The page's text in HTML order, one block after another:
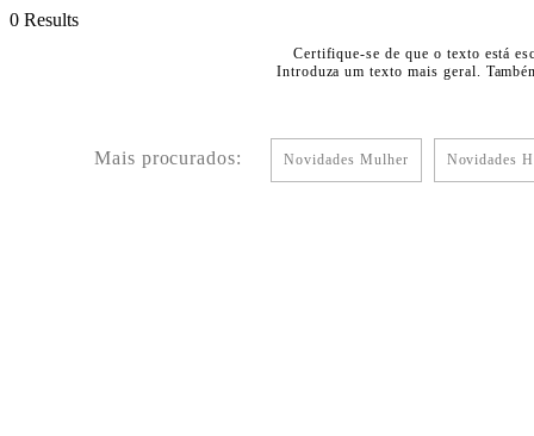
0 Results
Certifique-se de que o texto está
Introduza um texto mais geral.
Mais procurados: Novidades Mulher Novidades